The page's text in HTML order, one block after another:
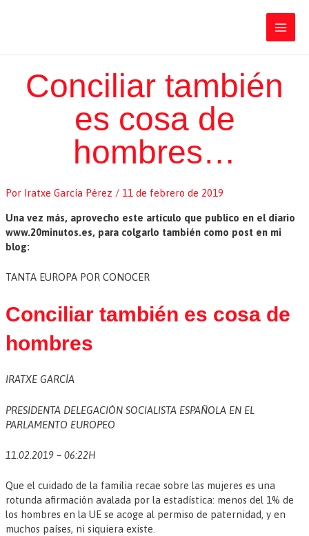
Main
Conciliar también
es cosa de
hombres…
Por Iratxe García Pérez / 11 de febrero de 2019
Una vez más, aprovecho este artículo que publico en el diario
www.20minutos.es, para colgarlo también como post en mi
blog:
TANTA EUROPA POR CONOCER
Conciliar también es cosa de
hombres
IRATXE GARCÍA
PRESIDENTA DELEGACIÓN SOCIALISTA ESPAÑOLA EN EL
PARLAMENTO EUROPEO
11.02.2019 – 06:22H
Que el cuidado de la familia recae sobre las mujeres es una
rotunda afirmación avalada por la estadística: menos del 1% de
los hombres en la UE se acoge al permiso de paternidad, y en
muchos países, ni siquiera existe.